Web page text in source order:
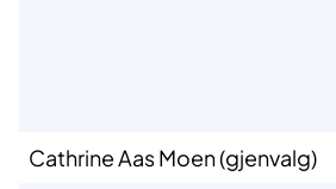
Cathrine Aas Moen (gjenvalg)